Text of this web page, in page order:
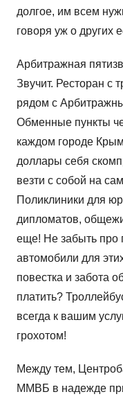
долгое, им всем
говоря уж о других
Арбитражная
Звучит. Ресторан с
рядом с
Обменные пункты
каждом городе
доллары себя
везти с собой на
Поликлиники для
дипломатов,
еще! Не забыть про
автомобили для
повестка и забота
платить?
всегда к вашим
грохотом!
Между тем,
ММВБ в надежде